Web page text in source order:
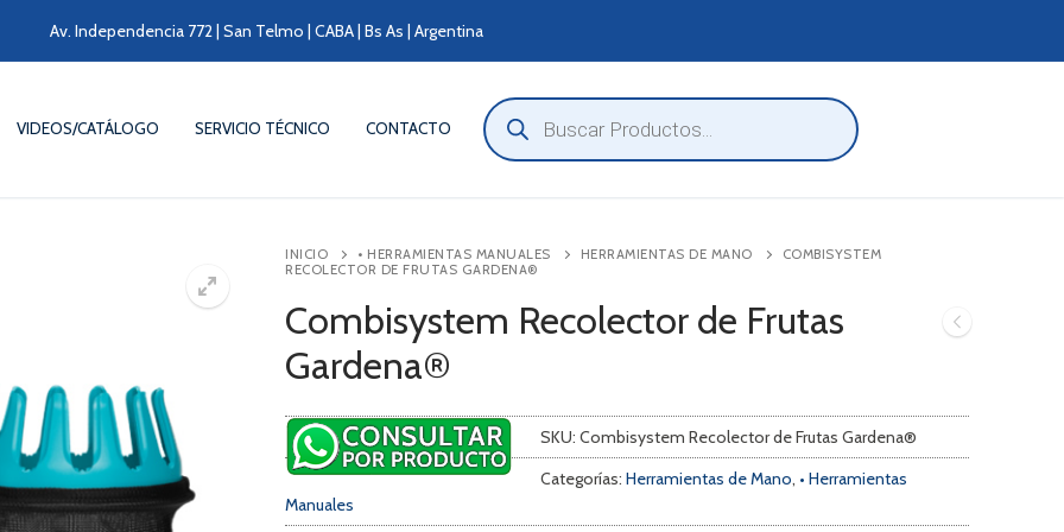
Av. Independencia 772 | San Telmo | CABA | Bs As | Argentina
VIDEOS/CATÁLOGO SERVICIO TÉCNICO CONTACTO
Búsqueda
de
productos
INICIO • HERRAMIENTAS MANUALES HERRAMIENTAS DE MANO
COMBISYSTEM
RECOLECTOR DE FRUTAS GARDENA®
Combisystem Recolector de Frutas
Gardena®
SKU: Combisystem Recolector de Frutas Gardena®
Categorías: Herramientas de Mano, • Herramientas
Manuales